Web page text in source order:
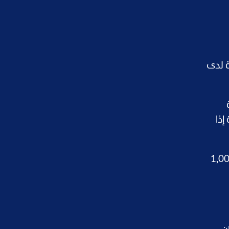
لدى
والحد الأدنى للشراء 1,000